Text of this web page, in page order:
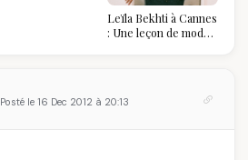
Leïla Bekhti à Cannes
: Une leçon de mode
Posté le 16 Dec 2012 à 20:13